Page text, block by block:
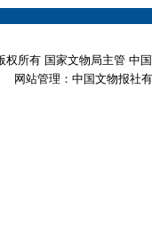
权所有 国家文物局主管
网站管理：中国文物报社